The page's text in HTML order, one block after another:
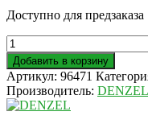
Доступно для предзаказа
Добавить в корзину
Артикул: 96471
Производитель: DENZEL